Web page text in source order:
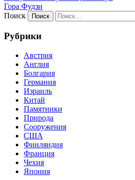
Гора Фудзи
Поиск
Рубрики
Австрия
Англия
Болгария
Германия
Израиль
Китай
Памятники
Природа
Сооружения
США
Финляндия
Франция
Чехия
Япония